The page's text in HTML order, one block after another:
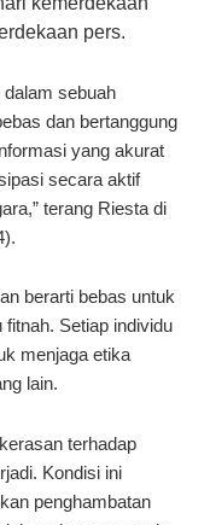
pers.
dalam sebuah
dan bertanggung
yang akurat
secara aktif
terang Riesta di
berarti bebas untuk
Setiap individu
menjaga etika
lain.
terhadap
Kondisi ini
penghambatan